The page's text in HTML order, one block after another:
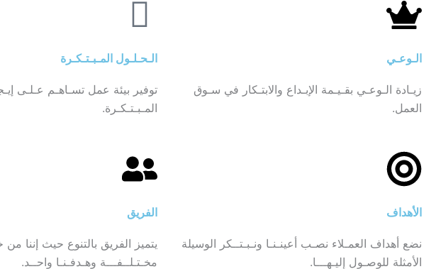
الـوعـي
زيـادة الـوعـي بقـيـمة الإبـداع والابتـكار في سـوق
العمل.
الـحـلـول المـبـتـكـرة
توفير بيئة عمل تسـاهـم عـلـى
المـبـتـكـرة.
الأهداف
نضع أهداف العمـلاء نصـب أعينـنـا ونـبـتــكر الوسيلة
الأمثلة للوصـول إليـهـــا.
الفريق
يتميز الفريق بالتنوع حيث إننا من
مخـتـلــفـــة وهـدفـنـا واحــد.